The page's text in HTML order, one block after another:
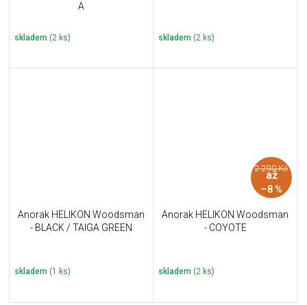
A
skladem (2 ks) skladem (2 ks)
Anorak HELIKON Woodsman
- BLACK / TAIGA GREEN
skladem (1 ks)
2 290 Kč
až
–8 %
Anorak HELIKON Woodsman
- COYOTE
skladem (2 ks)